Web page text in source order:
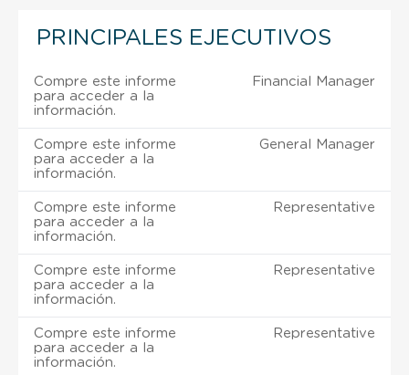
PRINCIPALES EJECUTIVOS
Compre este informe
para acceder a la
información.
Financial Manager
Compre este informe
para acceder a la
información.
General Manager
Compre este informe
para acceder a la
información.
Representative
Compre este informe
para acceder a la
información.
Representative
Compre este informe
para acceder a la
información.
Representative